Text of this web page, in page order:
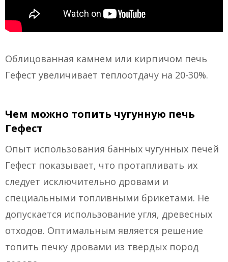
Облицованная камнем или кирпичом печь
Гефест увеличивает теплоотдачу на 20-30%.
Чем можно топить чугунную печь
Гефест
Опыт использования банных чугунных печей
Гефест показывает, что протапливать их
следует исключительно дровами и
специальными топливными брикетами. Не
допускается использование угля, древесных
отходов. Оптимальным является решение
топить печку дровами из твердых пород